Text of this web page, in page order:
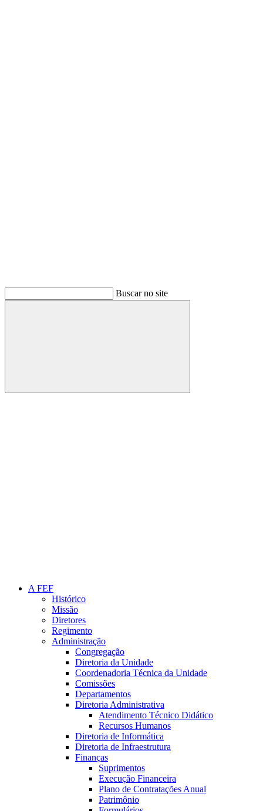
Buscar no site
Buscar
A FEF
Histórico
Missão
Diretores
Regimento
Administração
Congregação
Diretoria da Unidade
Coordenadoria Técnica da Unidade
Comissões
Departamentos
Diretoria Administrativa
Atendimento Técnico Didático
Recursos Humanos
Diretoria de Informática
Diretoria de Infraestrutura
Finanças
Suprimentos
Execução Financeira
Plano de Contratações Anual
Patrimônio